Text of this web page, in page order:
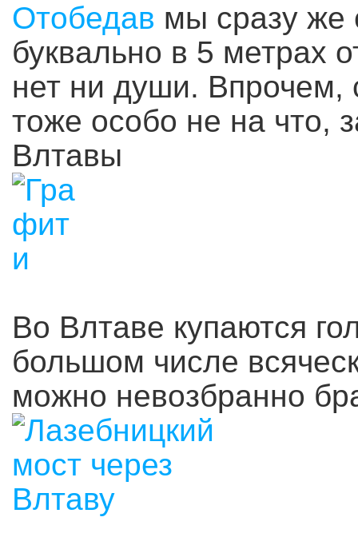
Отобедав мы сразу же
буквально в 5 метрах
нет ни души. Впрочем,
тоже особо не на что,
Влтавы
Во Влтаве купаются
большом числе
можно невозбранно